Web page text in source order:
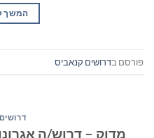
המשך
פורסם בדרושים קנאביס
מדוק – דרוש/ה